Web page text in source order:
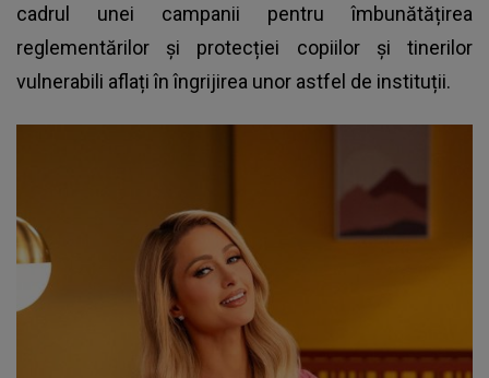
cadrul unei campanii pentru îmbunătățirea
reglementărilor și protecției copiilor și tinerilor
vulnerabili aflați în îngrijirea unor astfel de instituții.